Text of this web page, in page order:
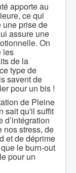
apporte au
ce qui
une prise de
assure une
On
les
de la
type de
savent de
pour un bis !
de Pleine
sait qu'il suffit
d’intégration
nos stress, de
et de déprime
le burn-out
pour un